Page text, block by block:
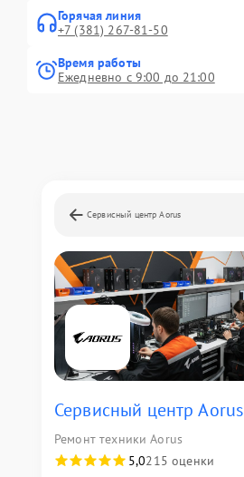
Горячая линия
+7 (381) 267-81-50
Время работы
Ежедневно с 9:00 до 21:00
Сервисный центр Aorus
Сервисный центр Aorus
Ремонт техники Aorus
5,0215 оценки